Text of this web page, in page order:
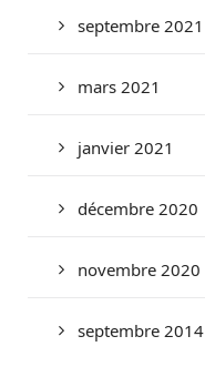
septembre 2021
mars 2021
janvier 2021
décembre 2020
novembre 2020
septembre 2014